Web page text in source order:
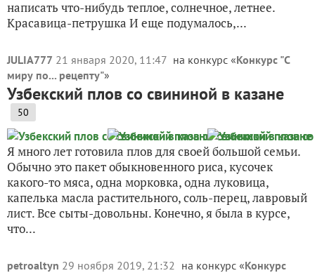
написать что-нибудь теплое, солнечное, летнее.
Красавица-петрушка И еще подумалось,...
JULIA777 21 января 2020, 11:47 на конкурс «Конкурс "С
миру по... рецепту"»
Узбекский плов со свининой в казане
50
Я много лет готовила плов для своей большой семьи.
Обычно это пакет обыкновенного риса, кусочек
какого-то мяса, одна морковка, одна луковица,
капелька масла растительного, соль-перец, лавровый
лист. Все сыты-довольны. Конечно, я была в курсе,
что...
petroaltyn 29 ноября 2019, 21:32 на конкурс «Конкурс